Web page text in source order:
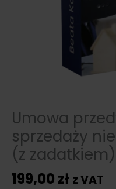
Umowa
sprzedaży
(z zadatkiem)
199,00 zł z VAT